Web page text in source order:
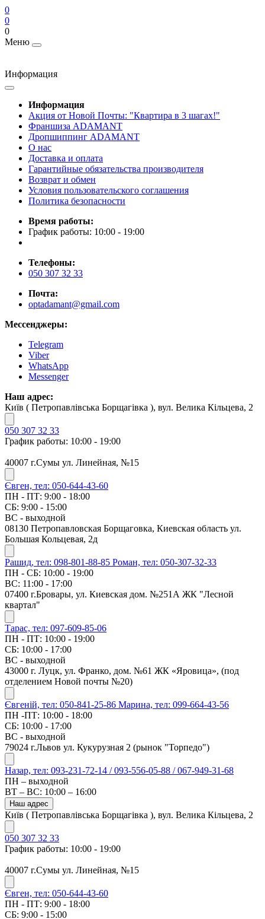
0
0
0
Меню
Информация
Информация
Акция от Новой Почты: "Квартира в 3 шагах!"
Франшиза ADAMANT
Дропшиппинг ADAMANT
О нас
Доставка и оплата
Гарантийные обязательства производителя
Возврат и обмен
Условия пользовательского соглашения
Политика безопасности
Время работы:
График работы: 10:00 - 19:00
Телефоны:
050 307 32 33
Почта:
optadamant@gmail.com
Мессенджеры:
Telegram
Viber
WhatsApp
Messenger
Наш адрес:
Київ ( Петропавлівська Борщагівка ), вул. Велика Кільцева, 2
050 307 32 33
График работы: 10:00 - 19:00
40007 г.Сумы ул. Линейная, №15
Євген, тел: 050-644-43-60
ПН - ПТ: 9:00 - 18:00
СБ: 9:00 - 15:00
ВС - выходной
08130 Петропавловская Борщаговка, Киевская область ул.
Большая Кольцевая, 2д
Рашид, тел: 098-801-88-85 Роман, тел: 050-307-32-33
ПН - СБ: 10:00 - 19:00
ВС: 11:00 - 17:00
07400 г.Бровары, ул. Киевская дом. №251А ЖК "Лесной
квартал"
Тарас, тел: 097-609-85-06
ПН - ПТ: 10:00 - 19:00
СБ: 10:00 - 17:00
ВС - выходной
43000 г. Луцк, ул. Франко, дом. №61 ЖК «Яровица», (под
отделением Новой почты №20)
Євгеній, тел: 050-841-25-86 Марина, тел: 099-664-43-56
ПН -ПТ: 10:00 - 18:00
СБ: 10:00 - 17:00
ВС - выходной
79024 г.Львов ул. Кукурузная 2 (рынок "Торпедо")
Назар, тел: 093-231-72-14 / 093-556-05-88 / 067-949-31-68
ПН – выходной
ВТ – ВС: 10:00 – 16:00
Наш адрес
Київ ( Петропавлівська Борщагівка ), вул. Велика Кільцева, 2
050 307 32 33
График работы: 10:00 - 19:00
40007 г.Сумы ул. Линейная, №15
Євген, тел: 050-644-43-60
ПН - ПТ: 9:00 - 18:00
СБ: 9:00 - 15:00